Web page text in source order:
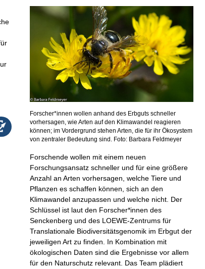
Forscher*innen wollen anhand des Erbguts schneller
vorhersagen, wie Arten auf den Klimawandel reagieren
können; im Vordergrund stehen Arten, die für ihr Ökosystem
von zentraler Bedeutung sind. Foto: Barbara Feldmeyer
Forschende wollen mit einem neuen
Forschungsansatz schneller und für eine größere
Anzahl an Arten vorhersagen, welche Tiere und
Pflanzen es schaffen können, sich an den
Klimawandel anzupassen und welche nicht. Der
Schlüssel ist laut den Forscher*innen des
Senckenberg und des LOEWE-Zentrums für
Translationale Biodiversitätsgenomik im Erbgut der
jeweiligen Art zu finden. In Kombination mit
ökologischen Daten sind die Ergebnisse vor allem
für den Naturschutz relevant. Das Team plädiert